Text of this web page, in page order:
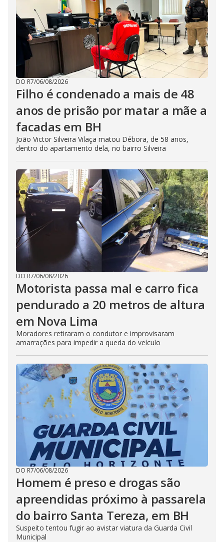
DO R7/06/08/2026
Filho é condenado a mais de 48
anos de prisão por matar a mãe a
facadas em BH
João Victor Silveira Vilaça matou Débora, de 58 anos,
dentro do apartamento dela, no bairro Silveira
DO R7/06/08/2026
Motorista passa mal e carro fica
pendurado a 20 metros de altura
em Nova Lima
Moradores retiraram o condutor e improvisaram
amarrações para impedir a queda do veículo
DO R7/06/08/2026
Homem é preso e drogas são
apreendidas próximo à passarela
do bairro Santa Tereza, em BH
Suspeito tentou fugir ao avistar viatura da Guarda Civil
Municipal